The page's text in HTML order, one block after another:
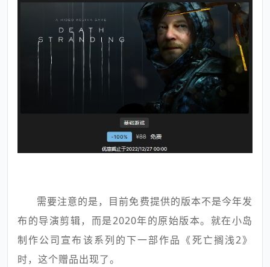
需要注意的是，目前免费提供的版本不是今年发
布的导演剪辑，而是2020年的原始版本。就在小岛
制作公司宣布该系列的下一部作品《死亡搁浅2》
时，这个赠品出现了。